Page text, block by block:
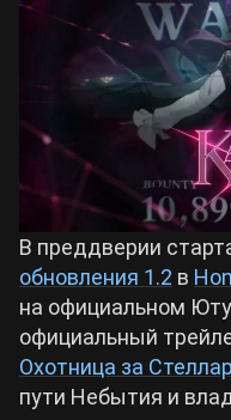
Crimson Desert
Zenless Zone Zero
Kingdom Come:
Path of Exile 2
Wuthering Waves
Билды Arknights:
Билды Wuthering
Билды Cyberpunk
Билды Path of
В преддверии
обновления 1.2 в
на официальном
официальный
Охотница за
пути Небытия и